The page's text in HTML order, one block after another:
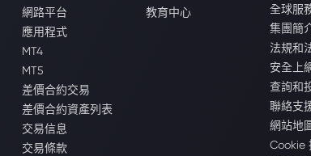
網路平台
應用程式
MT4
MT5
差價合約交易
差價合約資產列表
交易信息
交易條款
教育中心
全球服
集團簡
法規和
安全上
查詢和
聯絡支
網站地
Cookie